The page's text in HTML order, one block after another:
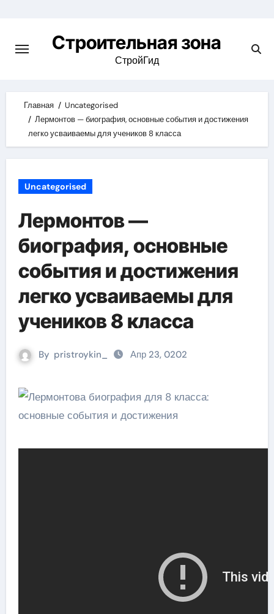
content
Строительная зона
СтройГид
Главная
Uncategorised
Лермонтов — биография, основные события и достижения
легко усваиваемы для учеников 8 класса
Uncategorised
Лермонтов —
биография, основные
события и достижения
легко усваиваемы для
учеников 8 класса
By pristroykin_ Апр 23, 0202